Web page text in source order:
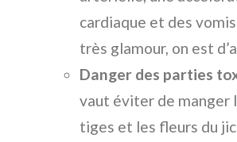
cardiaque et des
très glamour, on est
Danger des parties
vaut éviter de manger
tiges et les fleurs du